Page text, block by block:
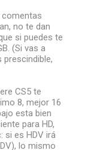
comentas
no te dan
si puedes te
(Si vas a
prescindible,
CS5 te
8, mejor 16
esta bien
para HD,
si es HDV irá
lo mismo